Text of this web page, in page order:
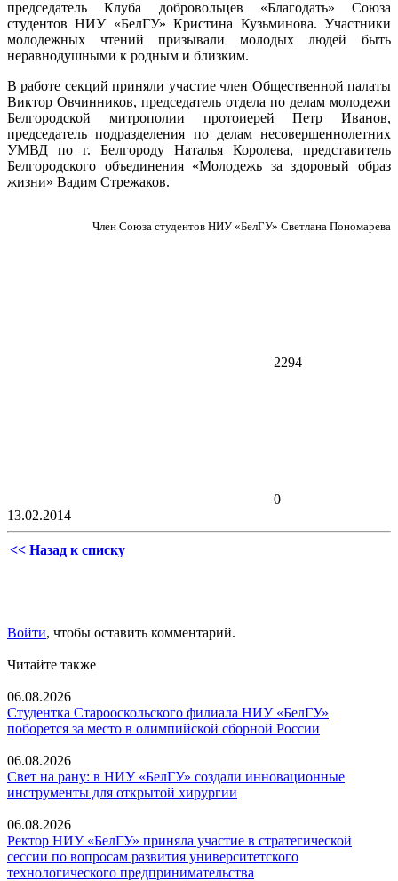
председатель Клуба добровольцев «Благодать» Союза
студентов НИУ «БелГУ» Кристина Кузьминова. Участники
молодежных чтений призывали молодых людей быть
неравнодушными к родным и близким.
В работе секций приняли участие член Общественной палаты
Виктор Овчинников, председатель отдела по делам молодежи
Белгородской митрополии протоиерей Петр Иванов,
председатель подразделения по делам несовершеннолетних
УМВД по г. Белгороду Наталья Королева, представитель
Белгородского объединения «Молодежь за здоровый образ
жизни» Вадим Стрежаков.
Член Союза студентов НИУ «БелГУ» Светлана Пономарева
2294
0
13.02.2014
<< Назад к списку
Войти, чтобы оставить комментарий.
Читайте также
06.08.2026
Студентка Старооскольского филиала НИУ «БелГУ»
поборется за место в олимпийской сборной России
06.08.2026
Свет на рану: в НИУ «БелГУ» создали инновационные
инструменты для открытой хирургии
06.08.2026
Ректор НИУ «БелГУ» приняла участие в стратегической
сессии по вопросам развития университетского
технологического предпринимательства